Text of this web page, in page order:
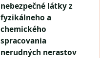
nebezpečné látky z
fyzikálneho a
chemického
spracovania
nerudných nerastov